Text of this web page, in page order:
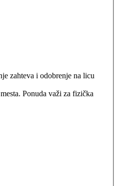
zahteva i odobrenje na licu
fizička